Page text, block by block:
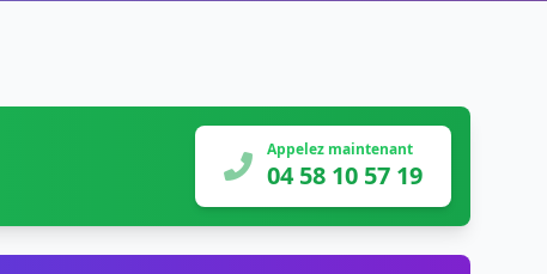
Appelez maintenant
04 58 10 57 19